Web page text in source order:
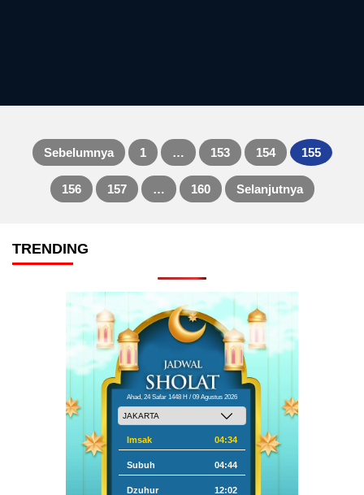
Paginasi
Sebelumnya 1 … 153 154 155
156 157 … 160 Selanjutnya
TRENDING
Ahad, 24 Safar 1448 H / 09 Agustus 2026
Imsak 04:34
Subuh 04:44
Dzuhur 12:02